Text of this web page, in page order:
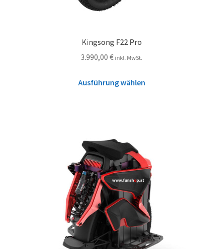
Kingsong F22 Pro
3.990,00 € inkl. MwSt.
Ausführung wählen